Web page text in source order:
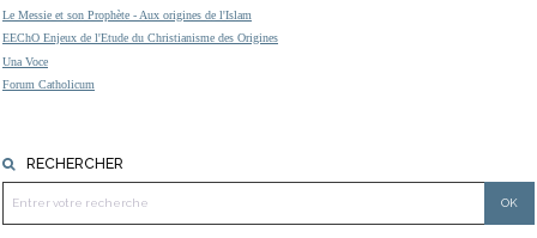
Le Messie et son Prophète - Aux origines de l'Islam
EEChO Enjeux de l'Etude du Christianisme des Origines
Una Voce
Forum Catholicum
RECHERCHER